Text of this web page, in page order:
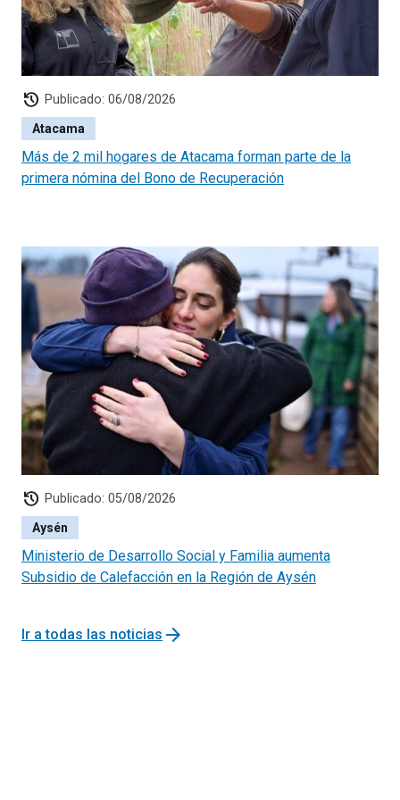
María Llao Llao, Francisca Sylvia Hurilef Barra, Herta
Ximena Licán Licán y Mario Andrés Inay Muñoz (por los
cuatro cupos del Pueblo Mapuche); Elba Olaya Matuz
Aburto (por el cupo de los índigenas urbanos).
history Publicado: 06/08/2026
Atacama
Más de 2 mil hogares de Atacama forman parte de la
primera nómina del Bono de Recuperación
history Publicado: 05/08/2026
Aysén
Ministerio de Desarrollo Social y Familia aumenta
Subsidio de Calefacción en la Región de Aysén
Ir a todas las noticias arrow_forward